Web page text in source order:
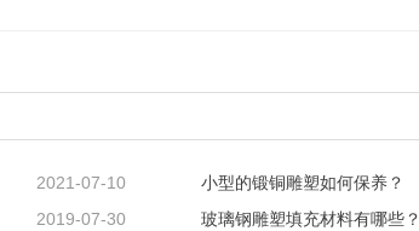
2021-07-10 小型的锻铜雕塑如何保养？
2019-07-30 玻璃钢雕塑填充材料有哪些？